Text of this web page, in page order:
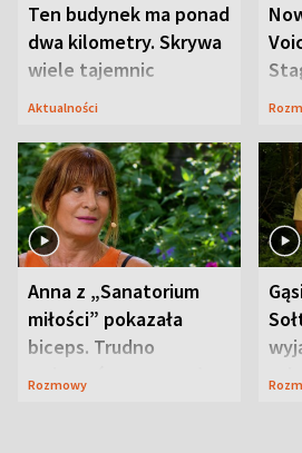
Ten budynek ma ponad
dwa kilometry. Skrywa
wiele tajemnic
Aktualności
Anna z „Sanatorium
miłości” pokazała
biceps. Trudno
uwierzyć, co przeszła
Rozmowy